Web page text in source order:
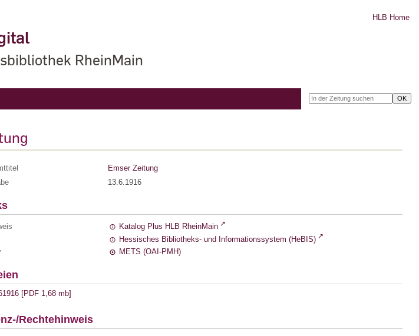
RheinMain
HLB Home
Emser Zeitung
13.6.1916
Katalog Plus HLB RheinMain
Hessisches Bibliotheks- und Informationssystem (HeBIS)
METS (OAI-PMH)
[PDF 1,68 mb]
Rechtehinweis